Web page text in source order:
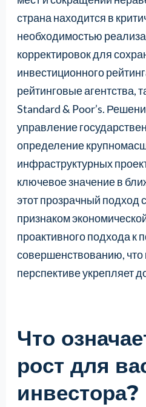
страна находится в
необходимостью
корректировок для
инвестиционного
рейтинговые агентства,
Standard & Poor’s.
управление
определение
инфраструктурных
ключевое значение в
этот прозрачный подход
признаком
проактивного подхода к
совершенствованию, что
перспективе укрепляет
Что
рост для
инвестора?